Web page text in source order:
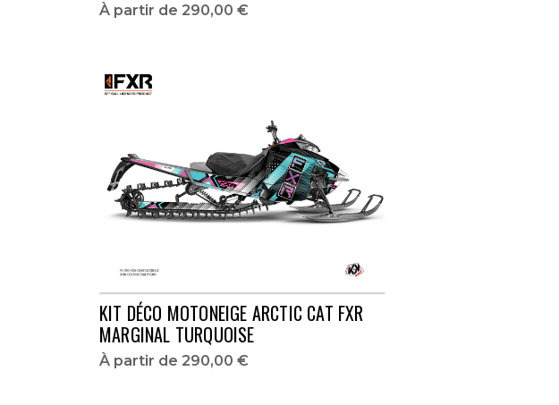
À partir de 290,00 €
KIT DÉCO MOTONEIGE ARCTIC CAT FXR
MARGINAL TURQUOISE
À partir de 290,00 €